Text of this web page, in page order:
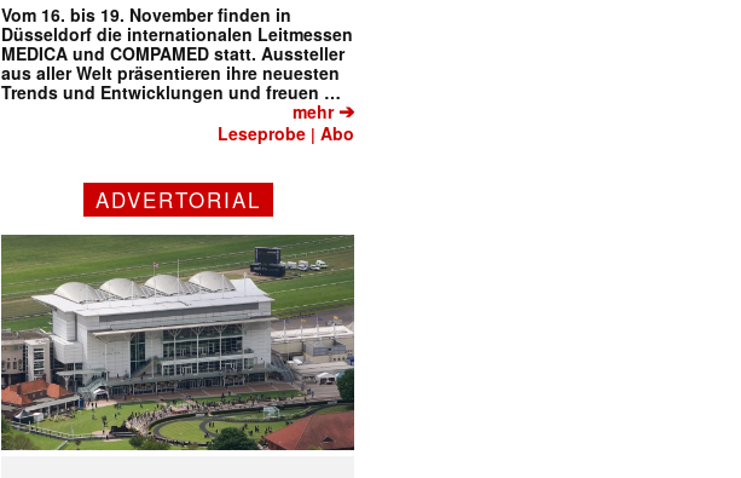
Vom 16. bis 19. November finden in
Düsseldorf die internationalen Leitmessen
MEDICA und COMPAMED statt. Aussteller
aus aller Welt präsentieren ihre neuesten
Trends und Entwicklungen und freuen …
mehr➔
Leseprobe |Abo
ADVERTORIAL